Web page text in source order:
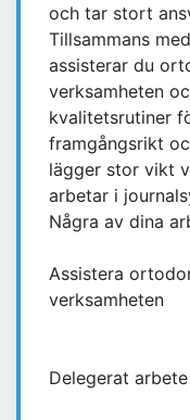
och tar stort
Tillsammans
assisterar du
verksamheten
kvalitetsrutiner
framgångsrikt
lägger stor vikt
arbetar i
Några av dina
Assistera
verksamheten
Delegerat arbete